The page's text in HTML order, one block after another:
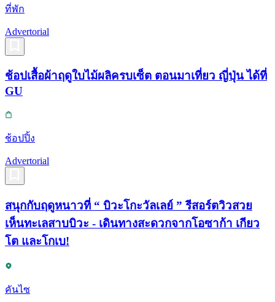
ที่พัก
Advertorial
ช้อปเสื้อผ้าฤดูใบไม้ผลิครบเซ็ต ตอนมาเที่ยว ญี่ปุ่น ได้ที่
GU
ช้อปปิ้ง
Advertorial
สนุกกับฤดูหนาวที่ “ บิวะโกะวัลเลย์ ” รีสอร์ตวิวสวย
เห็นทะเลสาบบิวะ - เดินทางสะดวกจากโอซาก้า เกียว
โต และโกเบ!
คันไซ